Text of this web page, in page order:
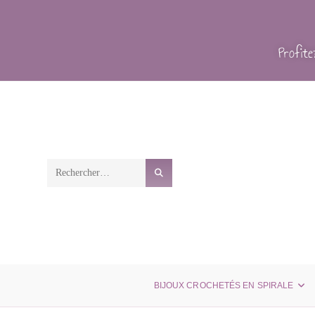
Rechercher
BIJOUX CROCHETÉS EN SPIRALE